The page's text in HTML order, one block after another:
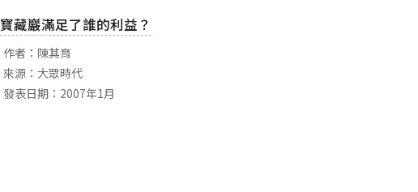
寶藏巖滿足了誰的利益？
作者：陳其育
來源：大眾時代
發表日期：2007年1月